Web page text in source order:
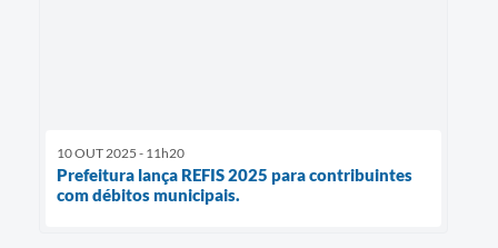
10 OUT 2025 - 11h20
Prefeitura lança REFIS 2025 para contribuintes
com débitos municipais.